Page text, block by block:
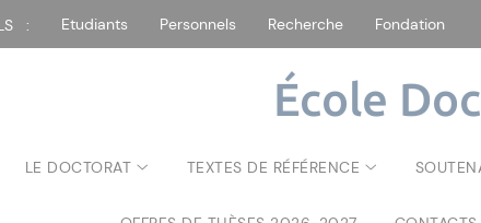
: Etudiants Personnels Recherche Fondation
École
LE DOCTORAT TEXTES DE RÉFÉRENCE